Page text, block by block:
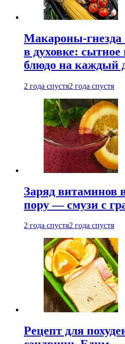
Макароны-
в духовке:
блюдо на каждый
2 года спустя2 года спустя
Заряд витаминов
пору — смузи с
2 года спустя2 года спустя
Рецепт для